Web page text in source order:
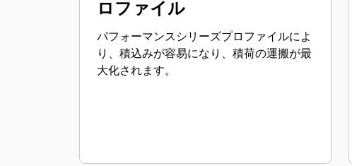
ロファイル
パフォーマンスシリーズプロファイルによ
り、積込みが容易になり、積荷の運搬が最
大化されます。